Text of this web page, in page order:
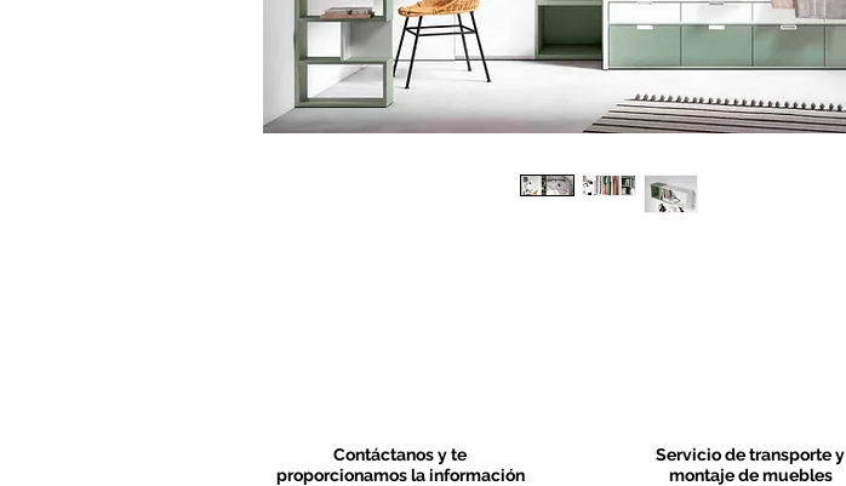
Contáctanos y te
proporcionamos la información
Servicio de transporte y
montaje de muebles